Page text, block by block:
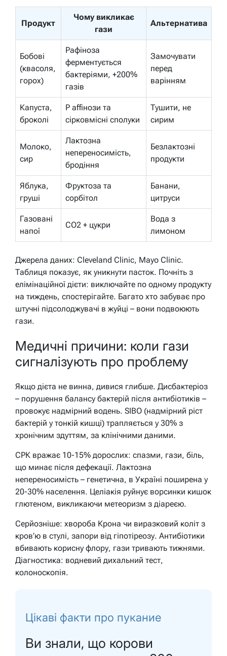
Продукт
Чому викликає
гази
Альтернатива
Бобові
(квасоля,
горох)
Рафіноза
ферментується
бактеріями, +200%
газів
Замочувати
перед
варінням
Капуста,
броколі
Р affінози та
сірковмісні сполуки
Тушити, не
сирим
Молоко,
сир
Лактозна
непереносимість,
бродіння
Безлактозні
продукти
Яблука,
груші
Фруктоза та
сорбітол
Банани,
цитруси
Газовані
напої
CO2 + цукри
Вода з
лимоном
Джерела даних: Cleveland Clinic, Mayo Clinic.
Таблиця показує, як уникнути пасток. Почніть з
елімінаційної дієти: виключайте по одному продукту
на тиждень, спостерігайте. Багато хто забуває про
штучні підсолоджувачі в жуйці – вони подвоюють
гази.
Медичні причини: коли гази
сигналізують про проблему
Якщо дієта не винна, дивися глибше. Дисбактеріоз
– порушення балансу бактерій після антибіотиків –
провокує надмірний водень. SIBO (надмірний ріст
бактерій у тонкій кишці) трапляється у 30% з
хронічним здуттям, за клінічними даними.
СРК вражає 10-15% дорослих: спазми, гази, біль,
що минає після дефекації. Лактозна
непереносимість – генетична, в Україні поширена у
20-30% населення. Целіакія руйнує ворсинки кишок
глютеном, викликаючи метеоризм з діареєю.
Серйозніше: хвороба Крона чи виразковий коліт з
кров’ю в стулі, запори від гіпотіреозу. Антибіотики
вбивають корисну флору, гази тривають тижнями.
Діагностика: водневий дихальний тест,
колоноскопія.
Цікаві факти про пукание
Ви знали, що корови